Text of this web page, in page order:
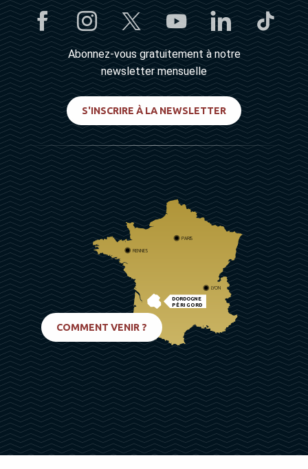
Abonnez-vous gratuitement à notre
newsletter mensuelle
S'INSCRIRE À LA NEWSLETTER
DORDOGNE
PÉRIGORD
PARIS
RENNES
LYON
COMMENT VENIR ?